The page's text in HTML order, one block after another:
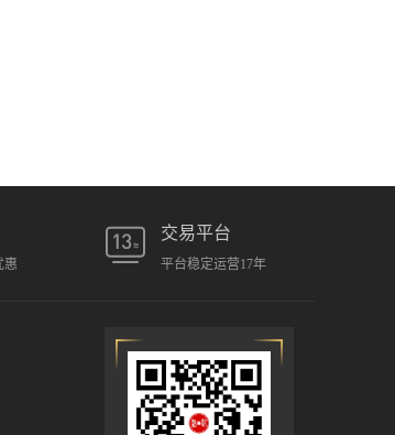
惠
交易平台
平台稳定运营17年